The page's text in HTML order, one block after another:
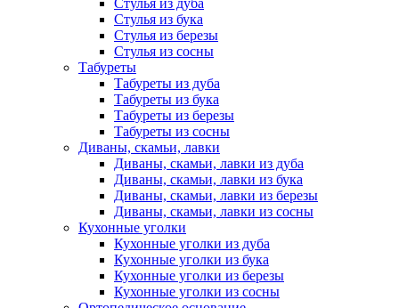
Стулья из дуба
Стулья из бука
Стулья из березы
Стулья из сосны
Табуреты
Табуреты из дуба
Табуреты из бука
Табуреты из березы
Табуреты из сосны
Диваны, скамьи, лавки
Диваны, скамьи, лавки из дуба
Диваны, скамьи, лавки из бука
Диваны, скамьи, лавки из березы
Диваны, скамьи, лавки из сосны
Кухонные уголки
Кухонные уголки из дуба
Кухонные уголки из бука
Кухонные уголки из березы
Кухонные уголки из сосны